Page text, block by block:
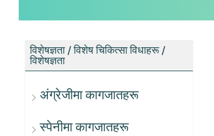
विशेषज्ञता / विशेष चिकित्सा विधाहरू /
विशेषज्ञता
अंग्रेजीमा कागजातहरू
स्पेनीमा कागजातहरू